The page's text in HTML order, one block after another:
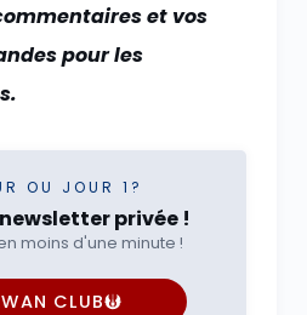
et vos
pour les
OU JOUR 1?
privée !
moins d'une minute !
CLUB